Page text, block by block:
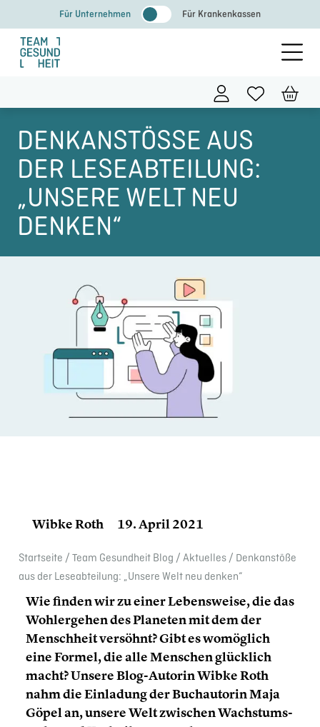
Inhalt
springen
Für Unternehmen Für Krankenkassen
DENKANSTÖSSE AUS D
ER LESEABTEILUNG: „
UNSERE WELT NEU D
ENKEN“
Wibke Roth 19. April 2021
Start­seite / Team Gesund­heit Blog / Aktuelles / Denkan­stöße
aus der Leseab­tei­lung: „Unsere Welt neu denken“
Wie finden wir zu einer Lebens­weise, die das
Wohlerge­hen des Planeten mit dem der
Mensch­heit versöhnt? Gibt es womöglich
eine Formel, die alle Menschen glücklich
macht? Unsere Blog-Autorin Wibke Roth
nahm die Einladung der Buchau­to­rin Maja
Göpel an, unsere Welt zwischen Wachs­tums­